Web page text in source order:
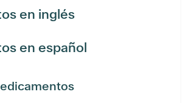
en inglés
en español